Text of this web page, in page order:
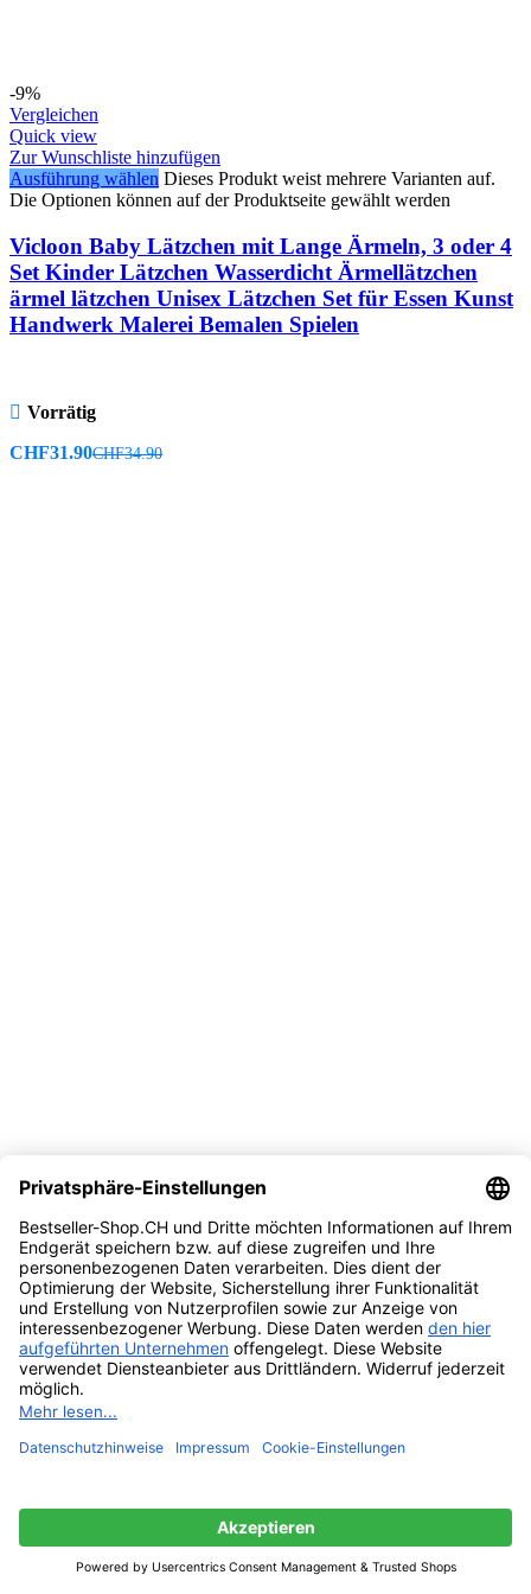
-9%
Vergleichen
Quick view
Zur Wunschliste hinzufügen
Ausführung wählen Dieses Produkt weist mehrere Varianten auf.
Die Optionen können auf der Produktseite gewählt werden
Vicloon Baby Lätzchen mit Lange Ärmeln, 3 oder 4
Set Kinder Lätzchen Wasserdicht Ärmellätzchen
ärmel lätzchen Unisex Lätzchen Set für Essen Kunst
Handwerk Malerei Bemalen Spielen
Vorrätig
CHF31.90CHF34.90
Quick view
WMF Paw Patrol Kinder-Geschirrset 6-tlg. –
Edelstahl, ab 3 Jahren, spülmaschinengeeignet